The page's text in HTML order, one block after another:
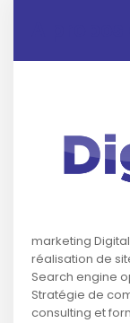
marketing
réalisation de
Search engine
Stratégie de
consulting et